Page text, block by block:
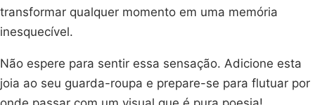
transformar qualquer momento em uma memória
inesquecível.
Não espere para sentir essa sensação. Adicione esta
joia ao seu guarda-roupa e prepare-se para flutuar por